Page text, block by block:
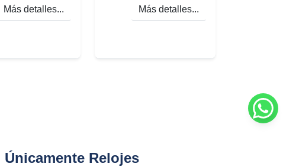
Más detalles... Más detalles...
Únicamente Relojes